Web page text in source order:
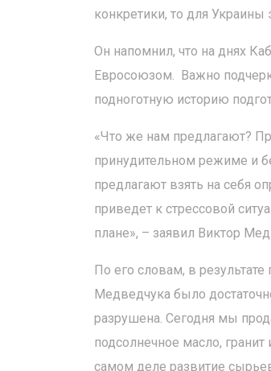
конкретики, то для Украины
Он напомнил, что на днях
Евросоюзом. Важно
подноготную историю
«Что же нам предлагают?
принудительном режиме и
предлагают взять на себя
приведет к стрессовой
плане», – заявил Виктор
По его словам, в
Медведчука было
разрушена. Сегодня мы
подсолнечное масло,
самом деле развитие